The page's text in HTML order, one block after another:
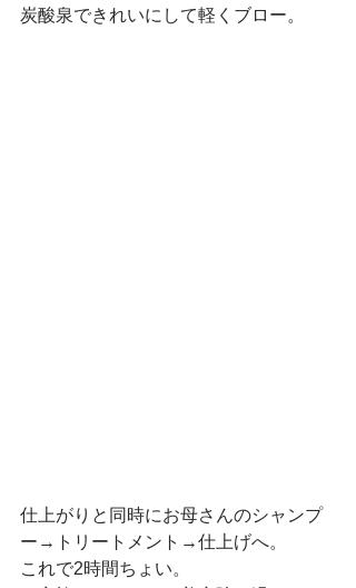
炭酸泉できれいにして軽くブロー。
仕上がりと同時にお母さんのシャンプ
ー→トリートメント→仕上げへ。
これで2時間ちょい。